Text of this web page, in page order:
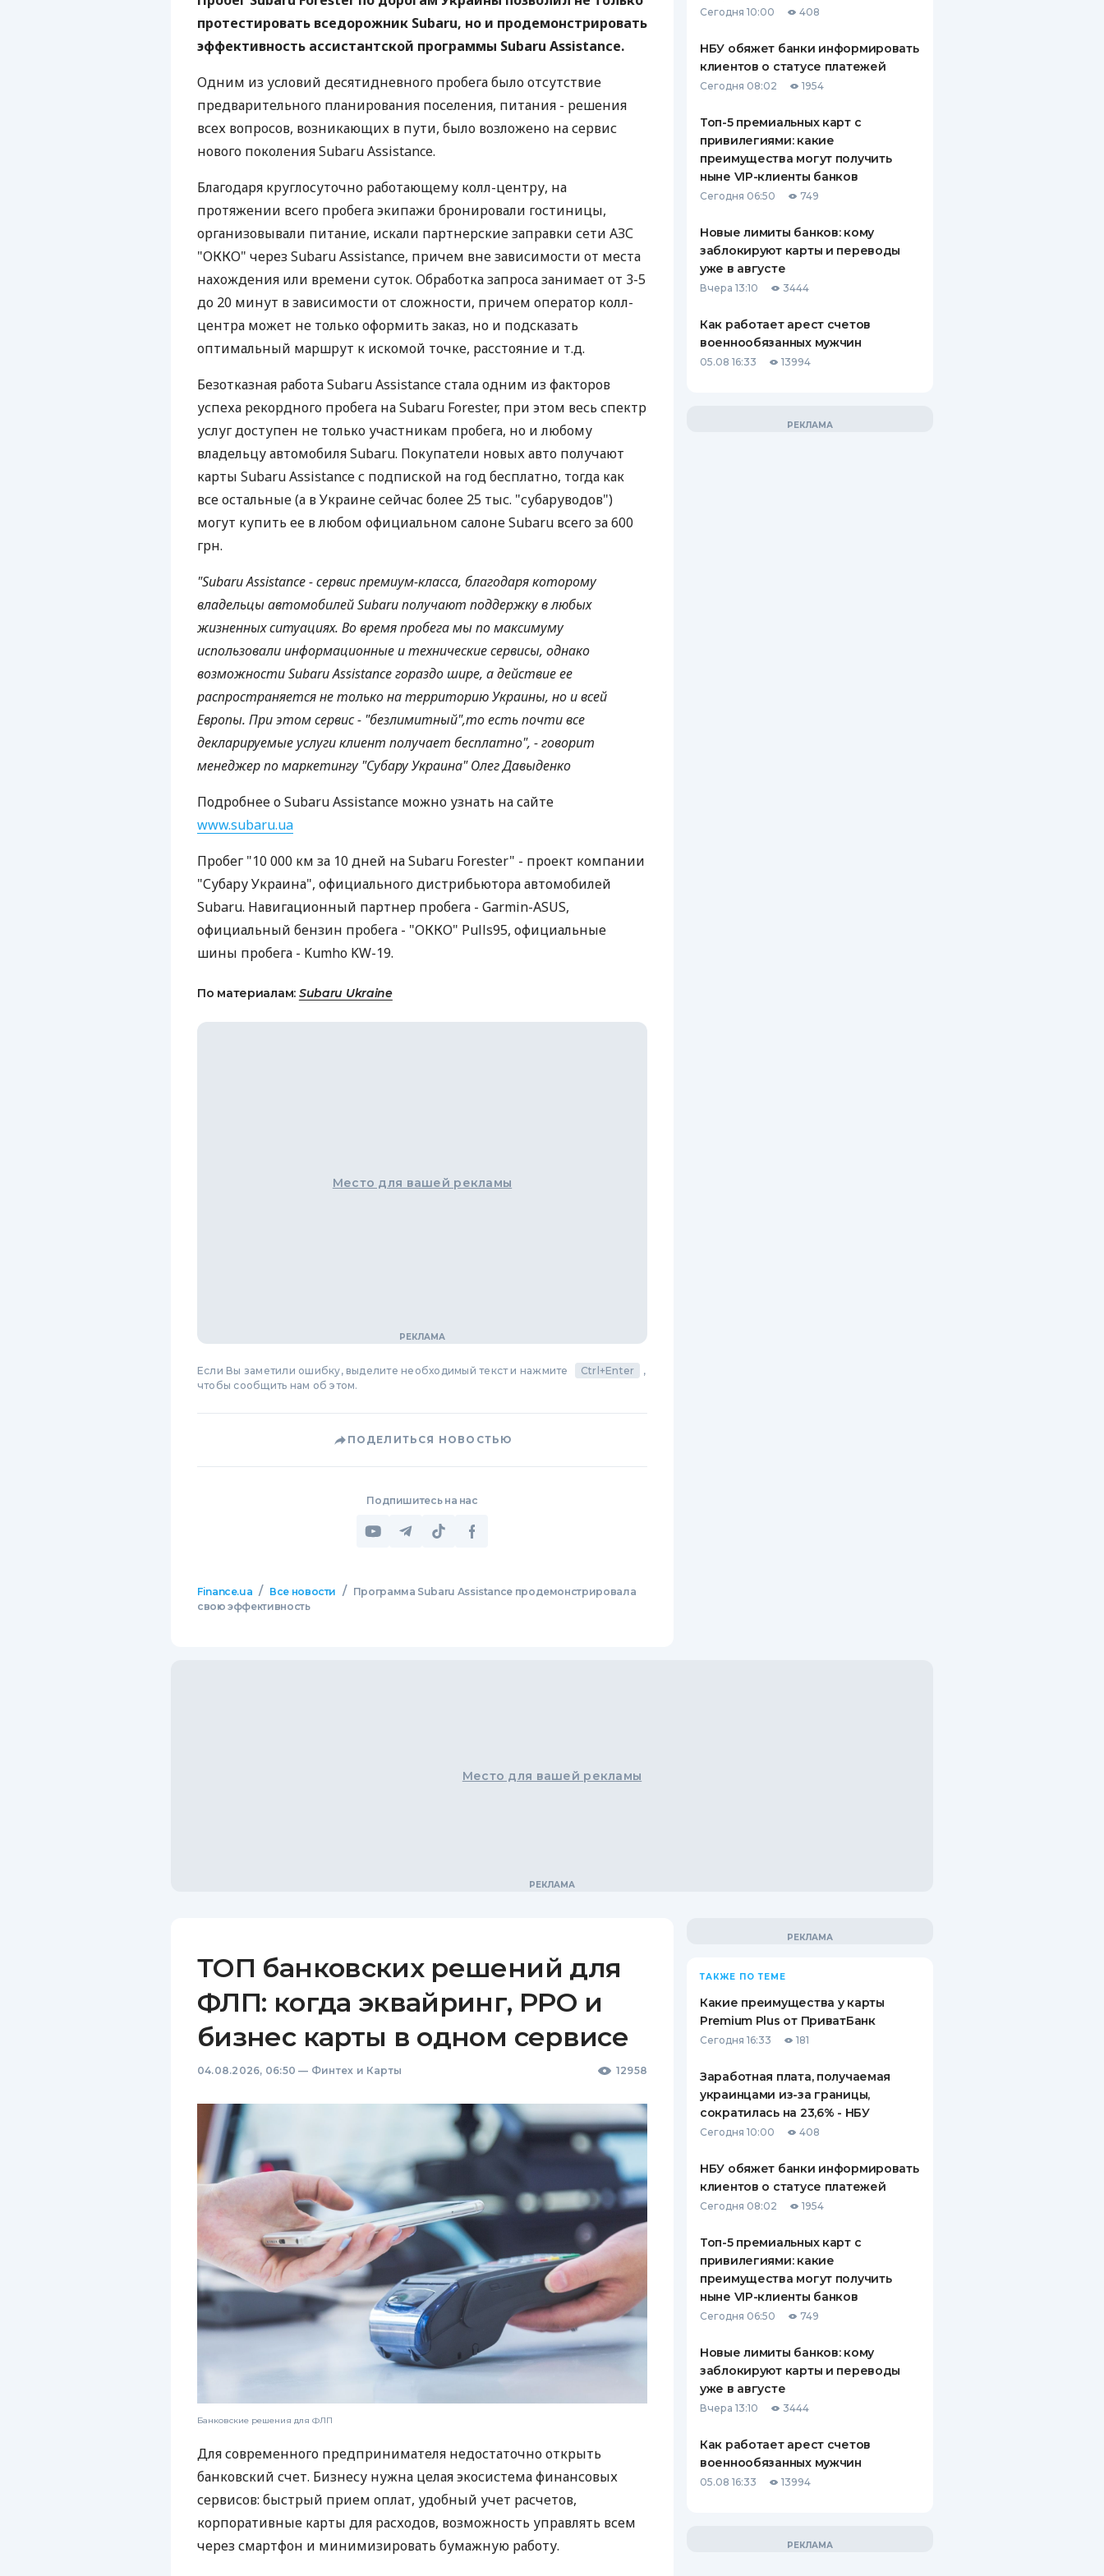
ЕЖЕМЕСЯЧНЫЙ ОБЗОР
КЕШБЭКА
БАНКОВСКИМ КАРТАМ
СТРАХОВАНИЮ
ВСЕ СТРАХОВЫЕ ПОЛИСЫ
ОТЗЫВЫ О СТРАХОВЫХ
КОМПАНИЯХ
протестировать вседорожник Subaru, но и продемонстрировать
эффективность ассистантской программы Subaru Assistance.
Одним из условий десятидневного пробега было отсутствие
предварительного планирования поселения, питания - решения
всех вопросов, возникающих в пути, было возложено на сервис
нового поколения Subaru Assistance.
Благодаря круглосуточно работающему колл-центру, на
протяжении всего пробега экипажи бронировали гостиницы,
организовывали питание, искали партнерские заправки сети АЗС
"ОККО" через Subaru Assistance, причем вне зависимости от места
нахождения или времени суток. Обработка запроса занимает от 3-5
до 20 минут в зависимости от сложности, причем оператор колл-
центра может не только оформить заказ, но и подсказать
оптимальный маршрут к искомой точке, расстояние и т.д.
Безотказная работа Subaru Assistance стала одним из факторов
успеха рекордного пробега на Subaru Forester, при этом весь спектр
услуг доступен не только участникам пробега, но и любому
владельцу автомобиля Subaru. Покупатели новых авто получают
карты Subaru Assistance с подпиской на год бесплатно, тогда как
все остальные (а в Украине сейчас более 25 тыс. "субаруводов")
могут купить ее в любом официальном салоне Subaru всего за 600
грн.
"Subaru Assistance - сервис премиум-класса, благодаря которому
владельцы автомобилей Subaru получают поддержку в любых
жизненных ситуациях. Во время пробега мы по максимуму
использовали информационные и технические сервисы, однако
возможности Subaru Assistance гораздо шире, а действие ее
распространяется не только на территорию Украины, но и всей
Европы. При этом сервис - "безлимитный",то есть почти все
декларируемые услуги клиент получает бесплатно", - говорит
менеджер по маркетингу "Субару Украина" Олег Давыденко
Подробнее о Subaru Assistance можно узнать на сайте
www.subaru.ua
Пробег "10 000 км за 10 дней на Subaru Forester" - проект компании
"Субару Украина", официального дистрибьютора автомобилей
Subaru. Навигационный партнер пробега - Garmin-ASUS,
официальный бензин пробега - "ОККО" Pulls95, официальные
шины пробега - Kumho KW-19.
По материалам: Subaru Ukraine
Место для вашей рекламы
Если Вы заметили ошибку, выделите необходимый текст и нажмите Ctrl+Enter
,
чтобы сообщить нам об этом.
ПОДЕЛИТЬСЯ НОВОСТЬЮ
Подпишитесь на нас
Finance.ua / Все новости /
Программа Subaru Assistance продемонстрировала
свою эффективность
Сегодня 10:00 408
НБУ обяжет банки информировать
клиентов о статусе платежей
Сегодня 08:02 1954
Топ-5 премиальных карт с
привилегиями: какие
преимущества могут получить
ныне VIP-клиенты банков
Сегодня 06:50 749
Новые лимиты банков: кому
заблокируют карты и переводы
уже в августе
Вчера 13:10 3444
Как работает арест счетов
военнообязанных мужчин
05.08 16:33 13994
Место для вашей рекламы
ТОП банковских решений для
ФЛП: когда эквайринг, РРО и
бизнес карты в одном сервисе
04.08.2026, 06:50 — Финтех и Карты 12958
Банковские решения для ФЛП
Для современного предпринимателя недостаточно открыть
банковский счет. Бизнесу нужна целая экосистема финансовых
сервисов: быстрый прием оплат, удобный учет расчетов,
корпоративные карты для расходов, возможность управлять всем
через смартфон и минимизировать бумажную работу.
ТАКЖЕ ПО ТЕМЕ
Какие преимущества у карты
Premium Plus от ПриватБанк
Сегодня 16:33 181
Заработная плата, получаемая
украинцами из-за границы,
сократилась на 23,6% - НБУ
Сегодня 10:00 408
НБУ обяжет банки информировать
клиентов о статусе платежей
Сегодня 08:02 1954
Топ-5 премиальных карт с
привилегиями: какие
преимущества могут получить
ныне VIP-клиенты банков
Сегодня 06:50 749
Новые лимиты банков: кому
заблокируют карты и переводы
уже в августе
Вчера 13:10 3444
Как работает арест счетов
военнообязанных мужчин
05.08 16:33 13994